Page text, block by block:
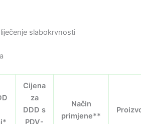
slabokrvnosti
Cijena
za
DDD s
PDV-
Način
primjene**